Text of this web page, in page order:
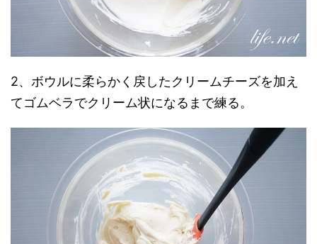
2、ボウルに柔らかく戻したクリームチーズを加え
てゴムベラでクリーム状になるまで練る。